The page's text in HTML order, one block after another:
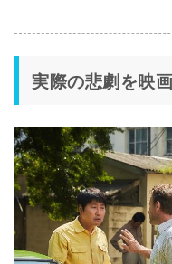
実際の悲劇を映